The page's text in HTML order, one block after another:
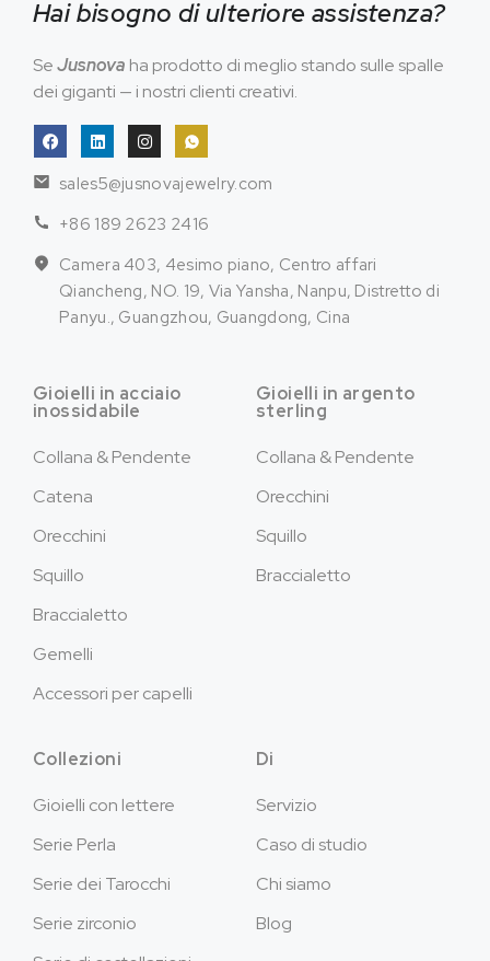
Hai bisogno di ulteriore assistenza?
SeJusnova ha prodotto di meglio stando sulle spalle
dei giganti — i nostri clienti creativi.
sales5@jusnovajewelry.com
+86 189 2623 2416
Camera 403, 4esimo piano, Centro affari
Qiancheng, NO. 19, Via Yansha, Nanpu, Distretto di
Panyu., Guangzhou, Guangdong, Cina
Gioielli in acciaio
inossidabile
Collana & Pendente
Catena
Orecchini
Squillo
Braccialetto
Gemelli
Accessori per capelli
Gioielli in argento
sterling
Collana & Pendente
Orecchini
Squillo
Braccialetto
Collezioni
Gioielli con lettere
Serie Perla
Serie dei Tarocchi
Serie zirconio
Di
Servizio
Caso di studio
Chi siamo
Blog